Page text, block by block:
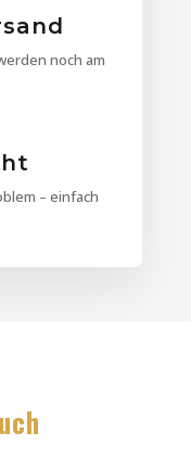
noch am
– einfach